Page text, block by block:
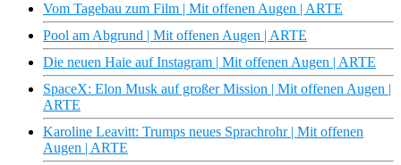
Vom Tagebau zum Film | Mit offenen Augen | ARTE
Pool am Abgrund | Mit offenen Augen | ARTE
Die neuen Haie auf Instagram | Mit offenen Augen | ARTE
SpaceX: Elon Musk auf großer Mission | Mit offenen Augen |
ARTE
Karoline Leavitt: Trumps neues Sprachrohr | Mit offenen
Augen | ARTE